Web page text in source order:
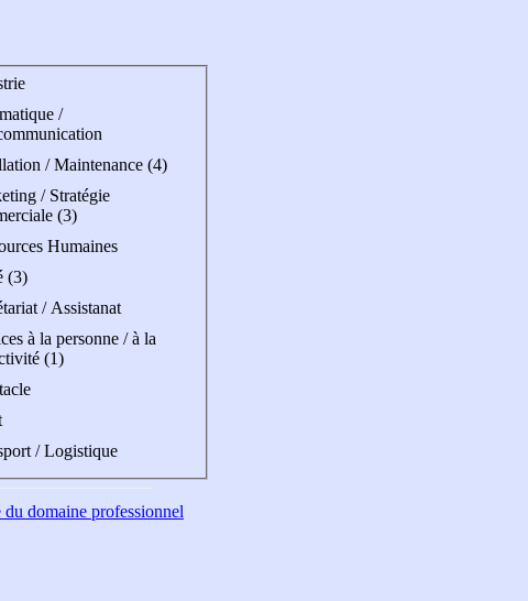
/
/ Maintenance (4)
/ Stratégie
(3)
Humaines
(3)
/ Assistanat
à la personne / à la
(1)
/ Logistique
domaine professionnel